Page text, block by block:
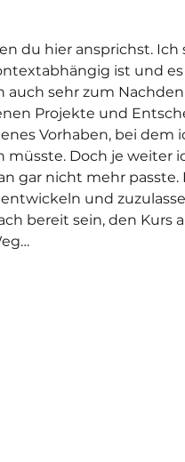
du hier ansprichst.
ist und
sehr zum
Projekte und
Vorhaben, bei dem
müsste. Doch je weiter
gar nicht mehr passte.
und
bereit sein, den Kurs